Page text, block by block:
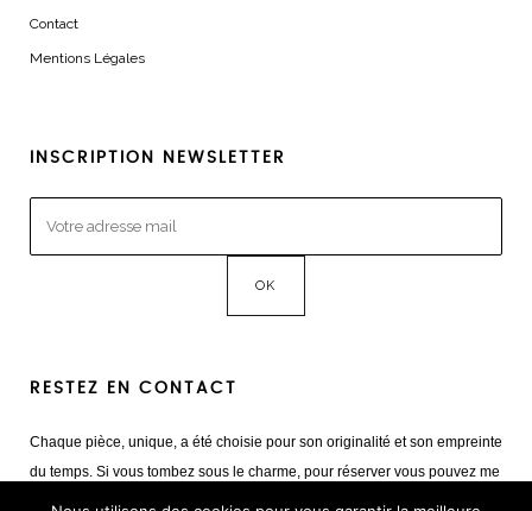
Contact
Mentions Légales
INSCRIPTION NEWSLETTER
RESTEZ EN CONTACT
Chaque pièce, unique, a été choisie pour son originalité et son empreinte
du temps. Si vous tombez sous le charme, pour réserver vous pouvez me
contacter